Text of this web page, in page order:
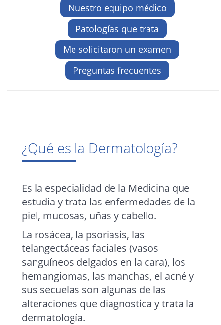
Nuestro equipo médico
Patologías que trata
Me solicitaron un examen
Preguntas frecuentes
¿Qué es la Dermatología?
Es la especialidad de la Medicina que
estudia y trata las enfermedades de la
piel, mucosas, uñas y cabello.
La rosácea, la psoriasis, las
telangectáceas faciales (vasos
sanguíneos delgados en la cara), los
hemangiomas, las manchas, el acné y
sus secuelas son algunas de las
alteraciones que diagnostica y trata la
dermatología.